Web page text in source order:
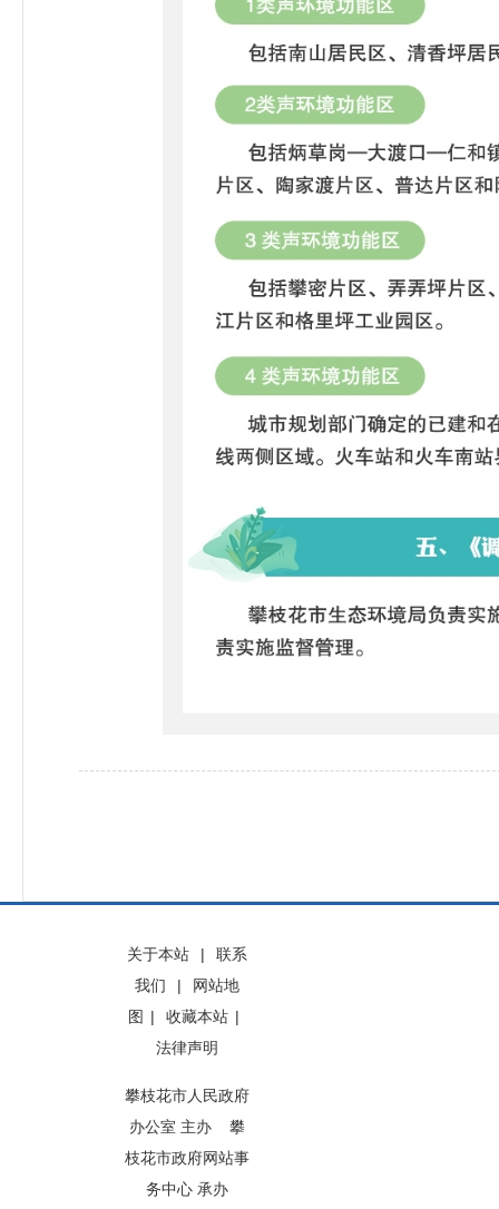
关于本站 |
联系
我们
|
网站地
图 | 收藏本站 |
法律声明
攀枝花市人民政府
办公室 主办 攀
枝花市政府网站事
务中心 承办